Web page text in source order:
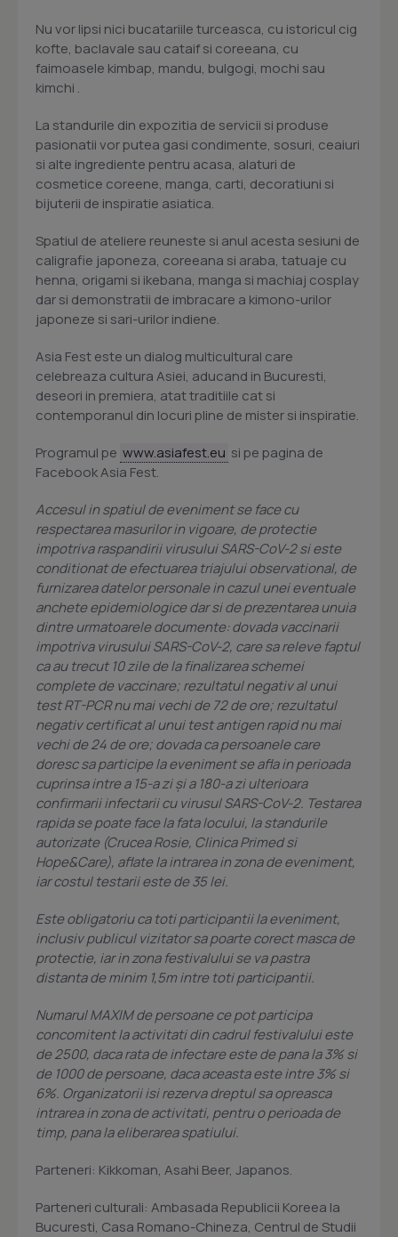
Nu vor lipsi nici bucatariile turceasca, cu istoricul cig
kofte, baclavale sau cataif si coreeana, cu
faimoasele kimbap, mandu, bulgogi, mochi sau
kimchi .
La standurile din expozitia de servicii si produse
pasionatii vor putea gasi condimente, sosuri, ceaiuri
si alte ingrediente pentru acasa, alaturi de
cosmetice coreene, manga, carti, decoratiuni si
bijuterii de inspiratie asiatica.
Spatiul de ateliere reuneste si anul acesta sesiuni de
caligrafie japoneza, coreeana si araba, tatuaje cu
henna, origami si ikebana, manga si machiaj cosplay
dar si demonstratii de imbracare a kimono-urilor
japoneze si sari-urilor indiene.
Asia Fest este un dialog multicultural care
celebreaza cultura Asiei, aducand in Bucuresti,
deseori in premiera, atat traditiile cat si
contemporanul din locuri pline de mister si inspiratie.
Programul pe www.asiafest.eu si pe pagina de
Facebook Asia Fest.
Accesul in spatiul de eveniment se face cu
respectarea masurilor in vigoare, de protectie
impotriva raspandirii virusului SARS-CoV-2 si este
conditionat de efectuarea triajului observational, de
furnizarea datelor personale in cazul unei eventuale
anchete epidemiologice dar si de prezentarea unuia
dintre urmatoarele documente: dovada vaccinarii
impotriva virusului SARS-CoV-2, care sa releve faptul
ca au trecut 10 zile de la finalizarea schemei
complete de vaccinare; rezultatul negativ al unui
test RT-PCR nu mai vechi de 72 de ore; rezultatul
negativ certificat al unui test antigen rapid nu mai
vechi de 24 de ore; dovada ca persoanele care
doresc sa participe la eveniment se afla in perioada
cuprinsa intre a 15-a zi şi a 180-a zi ulterioara
confirmarii infectarii cu virusul SARS-CoV-2. Testarea
rapida se poate face la fata locului, la standurile
autorizate (Crucea Rosie, Clinica Primed si
Hope&Care), aflate la intrarea in zona de eveniment,
iar costul testarii este de 35 lei.
Este obligatoriu ca toti participantii la eveniment,
inclusiv publicul vizitator sa poarte corect masca de
protectie, iar in zona festivalului se va pastra
distanta de minim 1,5m intre toti participantii.
Numarul MAXIM de persoane ce pot participa
concomitent la activitati din cadrul festivalului este
de 2500, daca rata de infectare este de pana la 3% si
de 1000 de persoane, daca aceasta este intre 3% si
6%. Organizatorii isi rezerva dreptul sa opreasca
intrarea in zona de activitati, pentru o perioada de
timp, pana la eliberarea spatiului.
Parteneri: Kikkoman, Asahi Beer, Japanos.
Parteneri culturali: Ambasada Republicii Koreea la
Bucuresti, Casa Romano-Chineza, Centrul de Studii